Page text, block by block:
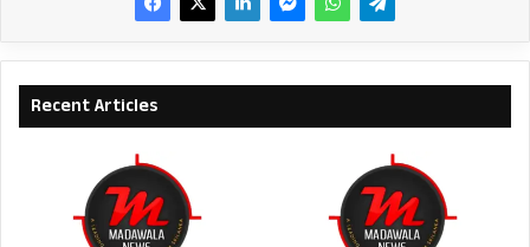
Recent Articles